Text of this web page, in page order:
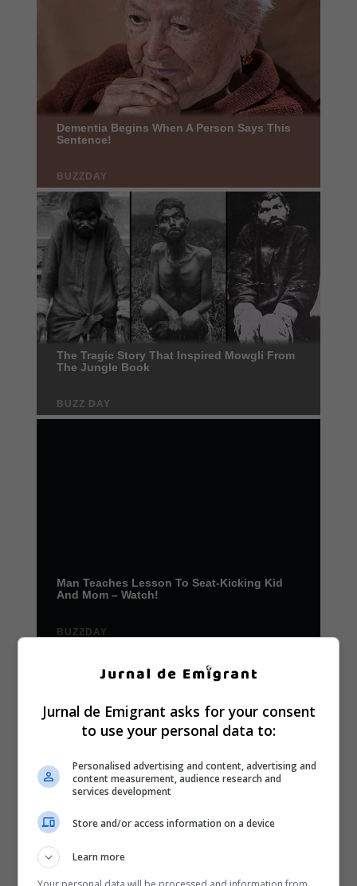
Jurnal de Emigrant asks for your consent
to use your personal data to:
Personalised advertising and content, advertising and
content measurement, audience research and
services development
Store and/or access information on a device
Learn more